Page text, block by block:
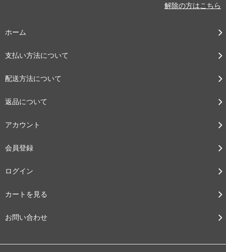
解除の方はこちら
ホーム
支払い方法について
配送方法について
返品について
アカウント
会員登録
ログイン
カートを見る
お問い合わせ